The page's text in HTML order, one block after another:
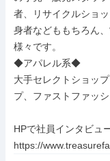
者、リサイクルショ
身者などももちろん
様々です。
◆アパレル系◆
大手セレクトショッ
プ、ファストファッ
HPで社員インタビュ
https://